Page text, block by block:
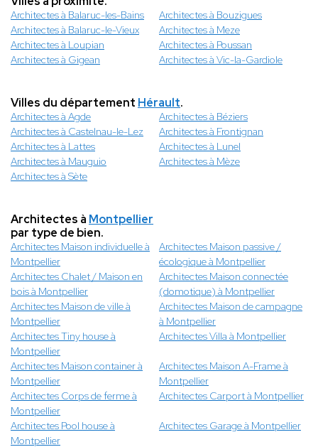
Architectes à Balaruc-les-Bains
Architectes à Bouzigues
Architectes à Balaruc-le-Vieux
Architectes à Meze
Architectes à Loupian
Architectes à Poussan
Architectes à Gigean
Architectes à Vic-la-Gardiole
Villes du département Hérault.
Architectes à Agde
Architectes à Béziers
Architectes à Castelnau-le-Lez
Architectes à Frontignan
Architectes à Lattes
Architectes à Lunel
Architectes à Mauguio
Architectes à Mèze
Architectes à Sète
Architectes à Montpellier
par type de bien.
Architectes Maison individuelle à
Montpellier
Architectes Maison passive /
écologique à Montpellier
Architectes Chalet / Maison en
bois à Montpellier
Architectes Maison connectée
(domotique) à Montpellier
Architectes Maison de ville à
Montpellier
Architectes Maison de campagne
à Montpellier
Architectes Tiny house à
Montpellier
Architectes Villa à Montpellier
Architectes Maison container à
Montpellier
Architectes Maison A-Frame à
Montpellier
Architectes Corps de ferme à
Montpellier
Architectes Carport à Montpellier
Architectes Pool house à
Montpellier
Architectes Garage à Montpellier